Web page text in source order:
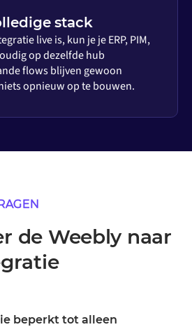
stack
live is, kun je je ERP, PIM,
op dezelfde hub
flows blijven gewoon
opnieuw op te bouwen.
de Weebly naar
beperkt tot alleen